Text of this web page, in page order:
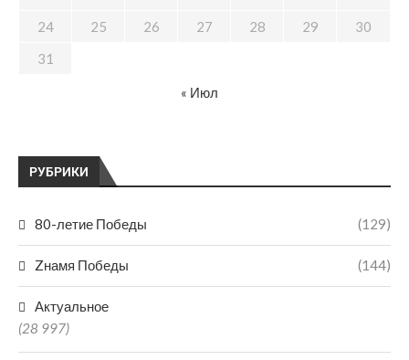
РУБРИКИ
80-летие Победы (129)
Zнамя Победы (144)
Актуальное
(28 997)
24
25 26 27 28 29
30
31
« Июл